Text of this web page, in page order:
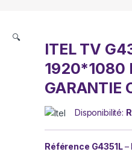
🔍
ITEL TV
1920*1080
GARANTIE
Disponibilité:
Référence G4351L–